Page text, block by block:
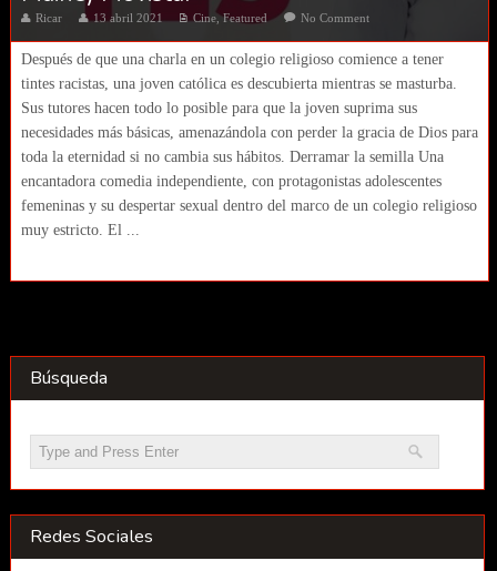
Ricar 13 abril 2021 Cine,Featured No Comment
Después de que una charla en un colegio religioso comience a tener
tintes racistas, una joven católica es descubierta mientras se masturba.
Sus tutores hacen todo lo posible para que la joven suprima sus
necesidades más básicas, amenazándola con perder la gracia de Dios para
toda la eternidad si no cambia sus hábitos. Derramar la semilla Una
encantadora comedia independiente, con protagonistas adolescentes
femeninas y su despertar sexual dentro del marco de un colegio religioso
muy estricto. El ...
Búsqueda
Redes Sociales